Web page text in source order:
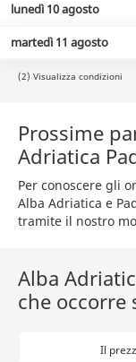
lunedì 10 agosto
martedì 11 agosto
(2) Visualizza condizioni
Prossime
Adriatica
Per conoscere gli
Alba Adriatica e
tramite il nostro
Alba
che occorre
Il